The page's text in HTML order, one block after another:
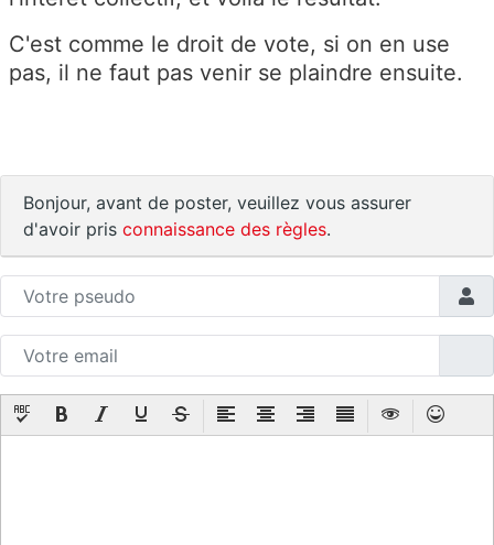
C'est comme le droit de vote, si on en use
pas, il ne faut pas venir se plaindre ensuite.
Bonjour, avant de poster, veuillez vous assurer
d'avoir pris connaissance des règles.